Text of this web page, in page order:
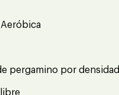
pergamino por densidad
libre